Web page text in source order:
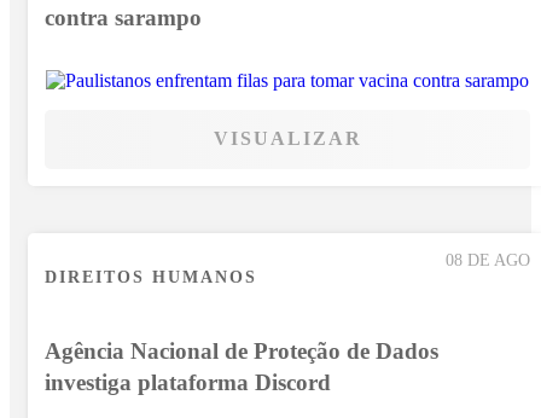
contra sarampo
VISUALIZAR
08 DE AGO
DIREITOS HUMANOS
Agência Nacional de Proteção de Dados
investiga plataforma Discord